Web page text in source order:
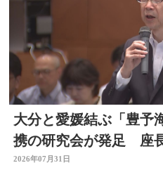
大分と愛媛結ぶ「豊
携の研究会が発足 座
臣 大分
2026年07月31日